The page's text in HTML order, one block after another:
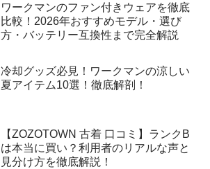
ワークマンのファン付きウェアを徹底
比較！2026年おすすめモデル・選び
方・バッテリー互換性まで完全解説
冷却グッズ必見！ワークマンの涼しい
夏アイテム10選！徹底解剖！
【ZOZOTOWN 古着 口コミ】ランクB
は本当に買い？利用者のリアルな声と
見分け方を徹底解説！